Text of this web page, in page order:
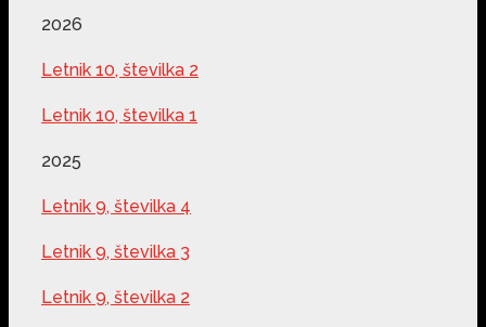
2026
Letnik 10, številka 2
Letnik 10, številka 1
2025
Letnik 9, številka 4
Letnik 9, številka 3
Letnik 9, številka 2